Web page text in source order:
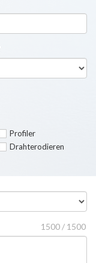
Profiler
Drahterodieren
1500 / 1500